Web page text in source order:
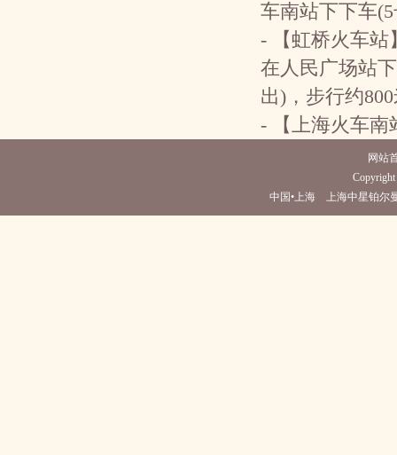
车南站下下车
- 【虹桥火车站
在人民广场站
出)，步行约
- 【上海火车南
网站
Copyright
中国•上海 上海中星铂尔